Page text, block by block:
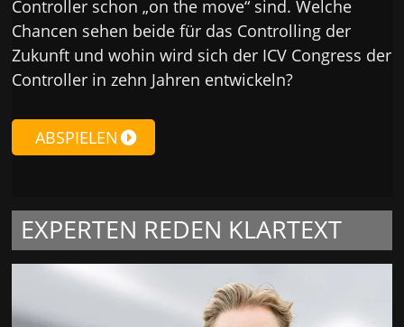
Controller schon „on the move“ sind. Welche
Chancen sehen beide für das Controlling der
Zukunft und wohin wird sich der ICV Congress der
Controller in zehn Jahren entwickeln?
ABSPIELEN
EXPERTEN REDEN KLARTEXT